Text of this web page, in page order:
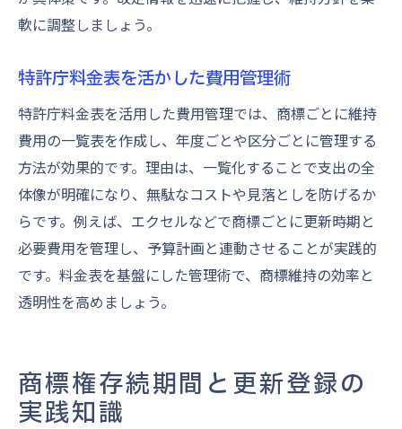
軟に調整しましょう。
特許庁料金表を活かした費用管理術
特許庁料金表を活用した費用管理では、商標ごとに維持
費用の一覧表を作成し、年度ごとや区分ごとに管理する
方法が効果的です。理由は、一覧化することで支出の全
体像が明確になり、無駄なコストや見落としを防げるか
らです。例えば、エクセルなどで商標ごとに更新時期と
必要費用を管理し、予算計画と連動させることが実践的
です。料金表を基盤にした管理術で、商標維持の効率と
透明性を高めましょう。
商標権存続期間と更新登録の
実践知識